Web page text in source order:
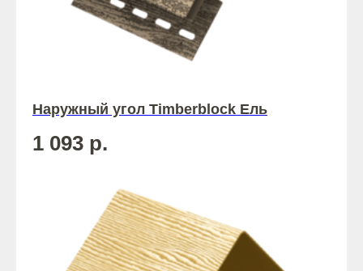
Наружный угол Timberblock Ель
1 093 р.